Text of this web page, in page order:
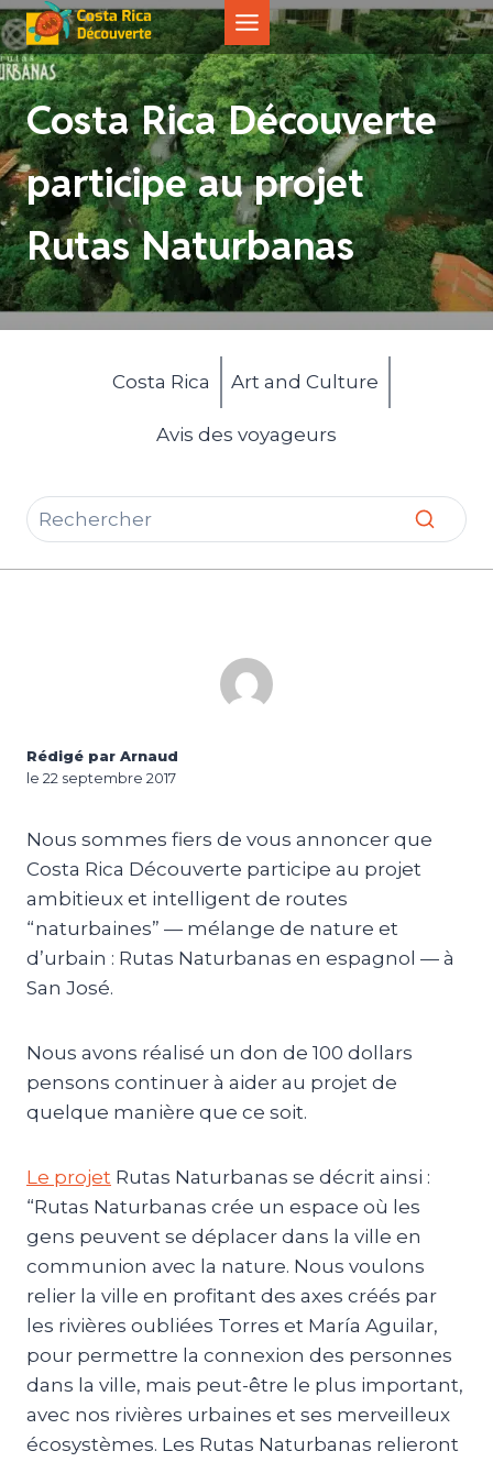
Aller
au
contenu
Costa Rica Découverte
participe au projet
Rutas Naturbanas
Costa Rica Art and Culture
Avis des voyageurs
Rédigé par Arnaud
le 22 septembre 2017
Nous sommes fiers de vous annoncer que
Costa Rica Découverte participe au projet
ambitieux et intelligent de routes
“naturbaines” — mélange de nature et
d’urbain : Rutas Naturbanas en espagnol — à
San José.
Nous avons réalisé un don de 100 dollars
pensons continuer à aider au projet de
quelque manière que ce soit.
Le projet Rutas Naturbanas se décrit ainsi :
“Rutas Naturbanas crée un espace où les
gens peuvent se déplacer dans la ville en
communion avec la nature. Nous voulons
relier la ville en profitant des axes créés par
les rivières oubliées Torres et María Aguilar,
pour permettre la connexion des personnes
dans la ville, mais peut-être le plus important,
avec nos rivières urbaines et ses merveilleux
écosystèmes. Les Rutas Naturbanas relieront